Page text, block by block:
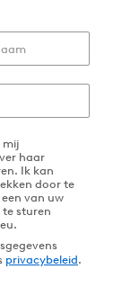
mij
haar
Ik kan
door te
van uw
sturen
privacybeleid.